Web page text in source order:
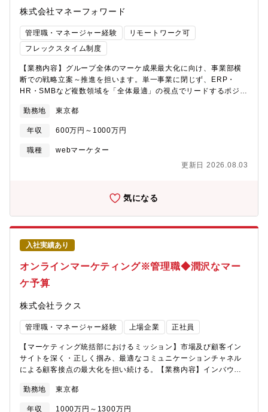
組織を動かす手応えとキャリアの広がり現場マネージャーとの信
策を回すだけでなく、マネージャーの育成や組織のガバナンス強
化にも関わるため、プレイヤーとしてだけでなくマネジメント人
材としての市場価値を高めていける環境です。【参考】■マーケテ
ィング本部 ブランドマネジメント部 部長の経歴大学卒業後、急成
長ベンチャーのデジタルエージェンシーにて営業課長として営業
チームを統括。2018年にドミノ・ピザ ジャパンにてSNS マネー
任。2023年11月にDMM.comマーケティング本部ブランドマネジ
メント部 副部長に就任。マス広告、PR、SNSなどを駆使したア
の決裁責任者と共に事業横断で推進。2025年7月、ブランドマネ
と数値・予算管理、進捗マネジメント・各種マーケティングツー
ルや調査を駆使したデータドリブンな効果測定／分析※担当する
業務は相談の上決定します。【ポジションの魅力】■自ら創造する
力を養える&生かせる同社は、Contract Oneを最速で事業成長さ
せるために、担当領域を越えて議論し合い、チーム全体で全力を
尽くしています。そのために営業やインサイドセールス、マーケ
ティングが垣根なく意見を交わし、施策の企画から実行・振り返
りを行っています。PMF（プロダクトマーケットフィット）を達
成したContract Oneを、最速でさらに発展させていく今のフェー
ズでしか得られない知見や経験を積むことができ、また、チャレ
のようにしたらプロダクトの良さが伝わるかを考え抜き、クリエ
業方針にアンテナを高く張り、過去の実績やノウハウに縛られる
ことなく、常にアレンジしながら企画・実行ができる環境が整っ
しています。その経験を生かし、Contract OneもPMFを達成し、
3倍・2倍・2倍・2倍と上昇し、5年間で72倍の売り上げ成長を目
Contract Oneに携わる組織には、エンジニアやセールスなどを含
めて約180名程度が在籍しています。マーケティング部門は約10
株式会社マネーフォワード
管理職・マネージャー経験
リモートワーク可
フレックスタイム制度
【業務内容】グループ全体のマーケ成果最大化に向け、事業部横
断での戦略立案～推進を担います。単一事業に閉じず、ERP・
HR・SMBなど複数領域を「全体最適」の視点でリードするポジシ
店ハイブリッド運用：・大手代理店との連携による高度な運用デ
ィレクション・「Claude」等のAIを活用した運用自動化の推進・
定型業務をAI・代理店へ切り出し、人間はより上流の戦略・投資
判断へシフトメディア戦略・媒体交渉：・Google等プラットフォ
ャネルの垂直立ち上げデータ基盤活用・分析：・BigQueryや
を考慮したデータ設計■横断施策・組織開発・予算アロケーショ
ン： 事業フェーズに合わせた全社予算の最適配分と、商流最適化
による収益創出・組織リテラシー向上： 最新トレンドの社内共有
と、事業部を跨いだ成功パターンの横展開■その他・全社横断のコ
ンテンツマーケティング（WP、LP等の制作ディレクション）・
BtoC顧客データを活用したセグメント別広告配信・プロモーショ
ン企画【ポジションの魅力】・年間数十億円規模の広告予算を運
用できるスケール感・戦略立案から実行・分析まで一気通貫で担
える裁量・広告運用スキルを活かしつつ、分析・コンテンツ企画
全員に「Claude Max」のアカウントを付与。AIを「使う」側では
なく、AIを「組織に組み込む」側の経験は、今後の市場価値を決
定づけます。・圧倒的な打席数。1つのプロダクトに縛られず、多
能です。
勤務地 東京都
年収 600万円～1000万円
職種
webマーケター
更新日 2026.08.03
気になる
入社実績あり
オンラインマーケティング※管理職◆潤沢なマー
ケ予算
株式会社ラクス
管理職・マネージャー経験 上場企業 正社員
【マーケティング統括部におけるミッション】市場及び顧客イン
サイトを深く・正しく掴み、最適なコミュニケーションチャネル
による顧客接点の最大化を担い続ける。【業務内容】インバウン
思決定、予算管理、および組織・メンバーの育成・マネジメント
全般を担っていただきます。＜インバウンドマーケティングに関
勤務地 東京都
年収 1000万円～1300万円